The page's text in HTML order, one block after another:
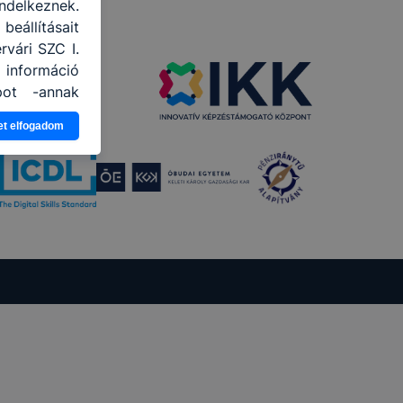
SZC I.
-annak
leginkább,
ha
és hogyan
a cookie-k
nem
a honlap a
elfogadom